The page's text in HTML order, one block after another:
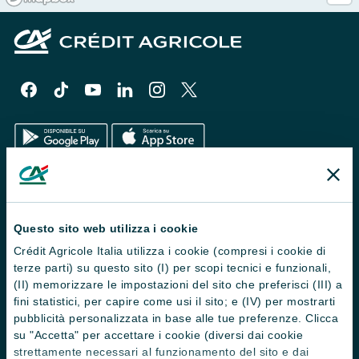
Questo sito web utilizza i cookie
Crédit Agricole Italia utilizza i cookie (compresi i cookie di
terze parti) su questo sito (I) per scopi tecnici e funzionali,
(II) memorizzare le impostazioni del sito che preferisci (III) a
fini statistici, per capire come usi il sito; e (IV) per mostrarti
pubblicità personalizzata in base alle tue preferenze. Clicca
su "Accetta" per accettare i cookie (diversi dai cookie
strettamente necessari al funzionamento del sito e dai
Trova filiali
Contattaci
Domande frequenti
Successioni
Servizi e pagamenti digitali